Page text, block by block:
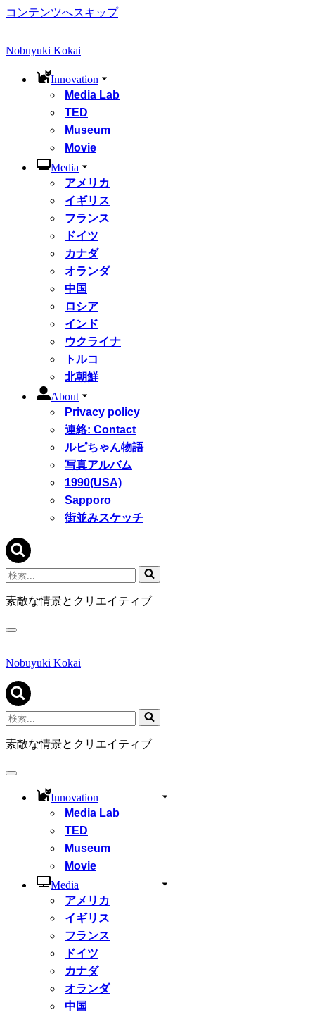
コンテンツへスキップ
Nobuyuki Kokai
Innovation
Media Lab
TED
Museum
Movie
Media
アメリカ
イギリス
フランス
ドイツ
カナダ
オランダ
中国
ロシア
インド
ウクライナ
トルコ
北朝鮮
About
Privacy policy
連絡: Contact
ルピちゃん物語
写真アルバム
1990(USA)
Sapporo
街並みスケッチ
検
索...
素敵な情景とクリエイティブ
ナ
ゲ
シ
ョ
ン
メ
ニ
ュ
Nobuyuki Kokai
検
索...
素敵な情景とクリエイティブ
ナ
Innovation
Media Lab
TED
Museum
Movie
Media
アメリカ
イギリス
フランス
ドイツ
カナダ
オランダ
中国